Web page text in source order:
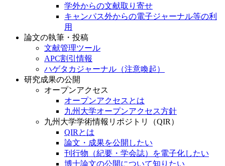
学外からの文献取り寄せ
キャンパス外からの電子ジャーナル等の利
用
論文の執筆・投稿
文献管理ツール
APC割引情報
ハゲタカジャーナル（注意喚起）
研究成果の公開
オープンアクセス
オープンアクセスとは
九州大学オープンアクセス方針
九州大学学術情報リポジトリ（QIR）
QIRとは
論文・成果を公開したい
刊行物（紀要・学会誌）を電子化したい
博士論文の公開について知りたい